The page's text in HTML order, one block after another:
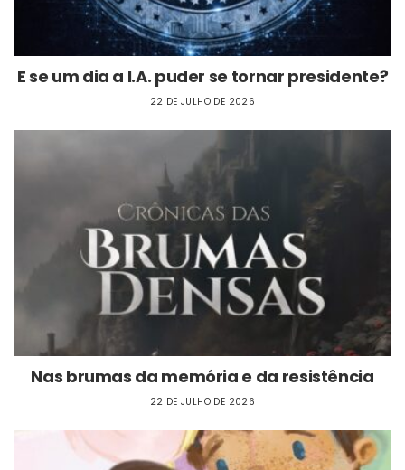
E se um dia a I.A. puder se tornar presidente?
22 DE JULHO DE 2026
Nas brumas da memória e da resistência
22 DE JULHO DE 2026